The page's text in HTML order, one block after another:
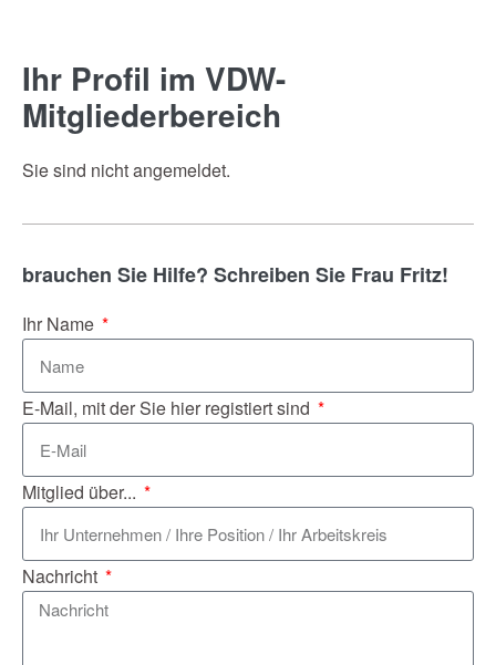
Ihr Profil im VDW-
Mitgliederbereich
Sie sind nicht angemeldet.
brauchen Sie Hilfe? Schreiben Sie Frau Fritz!
Ihr Name
E-Mail, mit der Sie hier registiert sind
Mitglied über...
Nachricht